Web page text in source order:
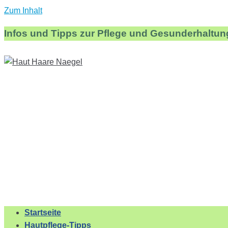
Zum Inhalt
Infos und Tipps zur Pflege und
Startseite
Hautpflege-Tipps